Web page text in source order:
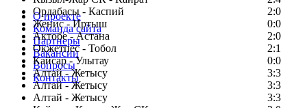
Ордабасы - Каспий
2:0
Женис - Иртыш
0:0
Актобе - Астана
2:0
Окжетпес - Тобол
2:1
Кайсар - Улытау
0:0
Алтай - Жетысу
3:3
Алтай - Жетысу
3:3
Алтай - Жетысу
3:3
О проекте
Команда сайта
Партнеры
Вакансии
Вопросы
Контакты